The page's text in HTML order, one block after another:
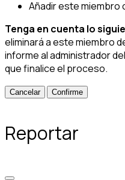
Añadir este miembro
Tenga en cuenta lo
eliminará a este miembro
informe al administrador
que finalice el proceso.
Confirme
Reportar